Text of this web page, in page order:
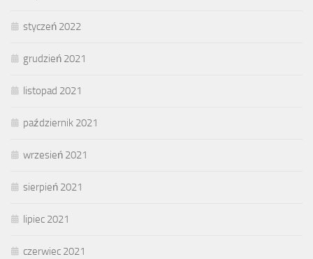
styczeń 2022
grudzień 2021
listopad 2021
październik 2021
wrzesień 2021
sierpień 2021
lipiec 2021
czerwiec 2021